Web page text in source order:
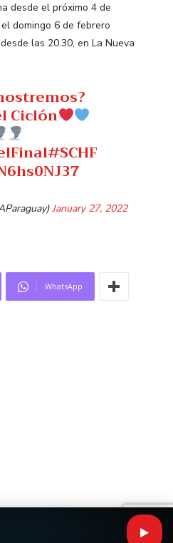
desde el próximo 4 de
domingo 6 de febrero
las 20.30, en La Nueva
Ciclón
#SCHF
January 27, 2022
WhatsApp